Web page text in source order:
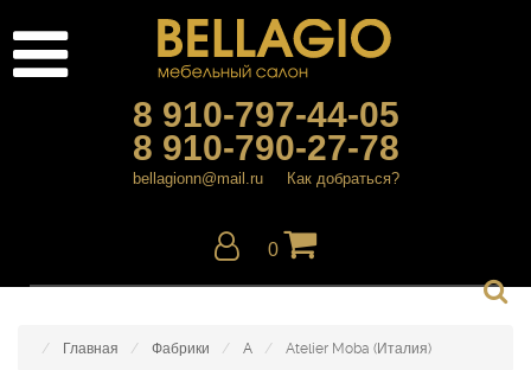
8 910-797-44-05
8 910-790-27-78
bellagionn@mail.ru Как добраться?
0
Главная Фабрики A Atelier Moba (Италия)